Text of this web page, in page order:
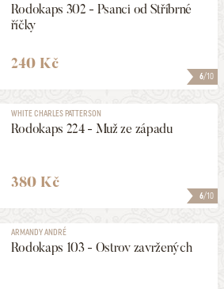
6/10
Rodokaps 302 - Psanci od Stříbrné
říčky
240 Kč
6/10
WHITE CHARLES PATTERSON
Rodokaps 224 - Muž ze západu
380 Kč
ARMANDY ANDRÉ
Rodokaps 103 - Ostrov zavržených